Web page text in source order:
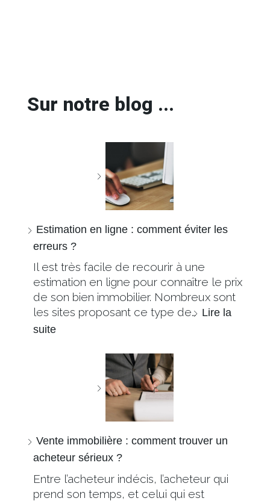
Sur notre blog ...
Estimation en ligne : comment éviter les
erreurs ?
Il est très facile de recourir à une
estimation en ligne pour connaître le prix
de son bien immobilier. Nombreux sont
les sites proposant ce type de… Lire la
suite
Vente immobilière : comment trouver un
acheteur sérieux ?
Entre l’acheteur indécis, l’acheteur qui
prend son temps, et celui qui est